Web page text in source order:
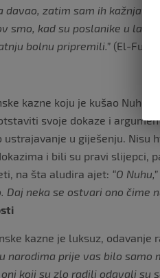
zatim sam ih
smo, kad su poslanike u laž
bolnu pripremili.” (El-
kazne koju je kušao
svoje dokaze i
u giješenju. Nisu
i bili su pravi slijepci,
na šta aludira ajet: “O
Daj neka se ostvari ono čime
kazne je luksuz,
narodima prije vas bilo
koji su zlo radili odavali su